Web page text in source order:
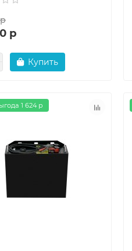
р
Купить
1 624 р